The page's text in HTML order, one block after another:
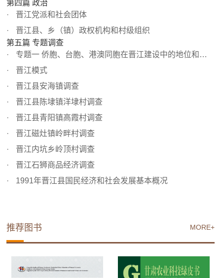
第四篇 政治
晋江党派和社会团体
晋江县、乡（镇）政权机构和村级组织
第五篇 专题调查
专题一 侨胞、台胞、港澳同胞在晋江建设中的地位和作用
晋江模式
晋江县安海镇调查
晋江县陈埭镇洋埭村调查
晋江县青阳镇高霞村调查
晋江磁灶镇岭畔村调查
晋江内坑乡岭顶村调查
晋江石狮商品经济调查
1991年晋江县国民经济和社会发展基本概况
MORE+
推荐图书